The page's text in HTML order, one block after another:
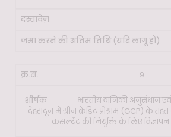
9
भारतीय वानिकी अनुसंधान एवं
देहरादून में ग्रीन क्रेडिट प्रोग्राम (GCP) के
कंसल्टेंट की नियुक्ति के लिए विज्ञापन